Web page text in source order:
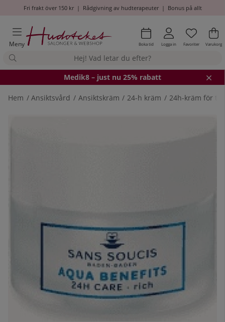
Fri frakt över 150 kr| Rådgivning av hudterapeuter| Bonus på allt
Meny Boka tid Logga in Antal i
.
Favoriter .
Varukorg
Medik8 – just nu 25% rabatt
Hem Ansiktsvård Ansiktskräm 24-h kräm 24h-kräm för